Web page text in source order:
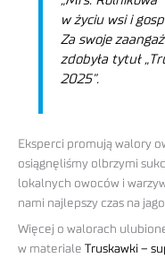
w życiu wsi i
Za swoje
zdobyła tytuł
2025”.
Eksperci promują walory
osiągnęliśmy olbrzymi
lokalnych owoców i
nami najlepszy czas na
Więcej o walorach
w materiale Truskawki –